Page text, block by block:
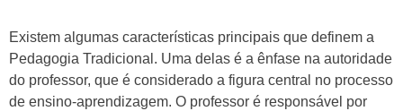
Existem algumas características principais que definem a
Pedagogia Tradicional. Uma delas é a ênfase na autoridade
do professor, que é considerado a figura central no processo
de ensino-aprendizagem. O professor é responsável por